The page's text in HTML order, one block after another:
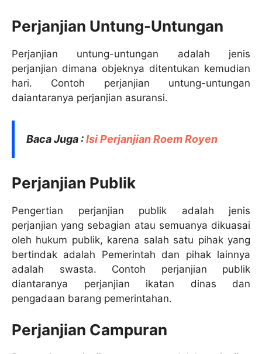
Perjanjian Untung-Untungan
Perjanjian untung-untungan adalah jenis
perjanjian dimana objeknya ditentukan kemudian
hari. Contoh perjanjian untung-untungan
daiantaranya perjanjian asuransi.
Baca Juga :Isi Perjanjian Roem Royen
Perjanjian Publik
Pengertian perjanjian publik adalah jenis
perjanjian yang sebagian atau semuanya dikuasai
oleh hukum publik, karena salah satu pihak yang
bertindak adalah Pemerintah dan pihak lainnya
adalah swasta. Contoh perjanjian publik
diantaranya perjanjian ikatan dinas dan
pengadaan barang pemerintahan.
Perjanjian Campuran